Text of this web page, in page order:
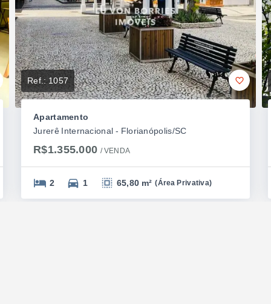
Ref.: 1057
Apartamento
Jurerê Internacional - Florianópolis/SC
R$1.355.000 / VENDA
2 1 65,80 m² (Área Privativa)